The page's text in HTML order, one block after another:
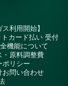
ス利用開始】
トカード払い 受付
機能について
・原料調整費
ポリシー
お問い合わせ